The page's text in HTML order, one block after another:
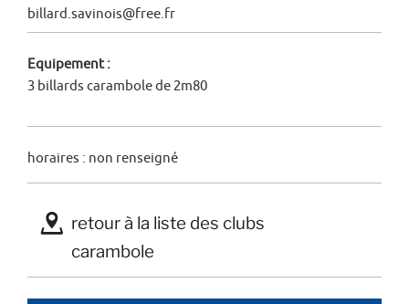
billard.savinois@free.fr
Equipement :
3 billards carambole de 2m80
horaires : non renseigné
€ retour à la liste des clubs
carambole